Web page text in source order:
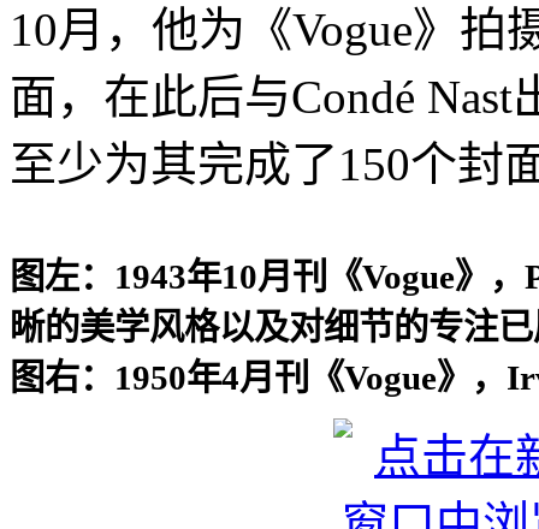
10月，他为《Vogue》
面，在此后与Condé
至少为其完成了150个封
图左：1943年10月刊《Vogue》
晰的美学风格以及对细节的专注
图右：1950年4月刊《Vogue》，